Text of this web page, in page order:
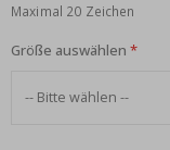
Maximal 20 Zeichen
Größe auswählen